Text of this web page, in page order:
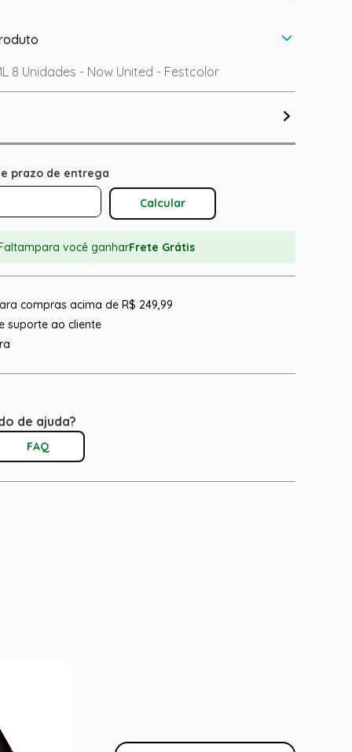
8 Unidades - Now United - Festcolor
Calcular O Frete
para você ganharFrete Grátis
compras acima de R$ 249,99
suporte ao cliente
de ajuda?
FAQ